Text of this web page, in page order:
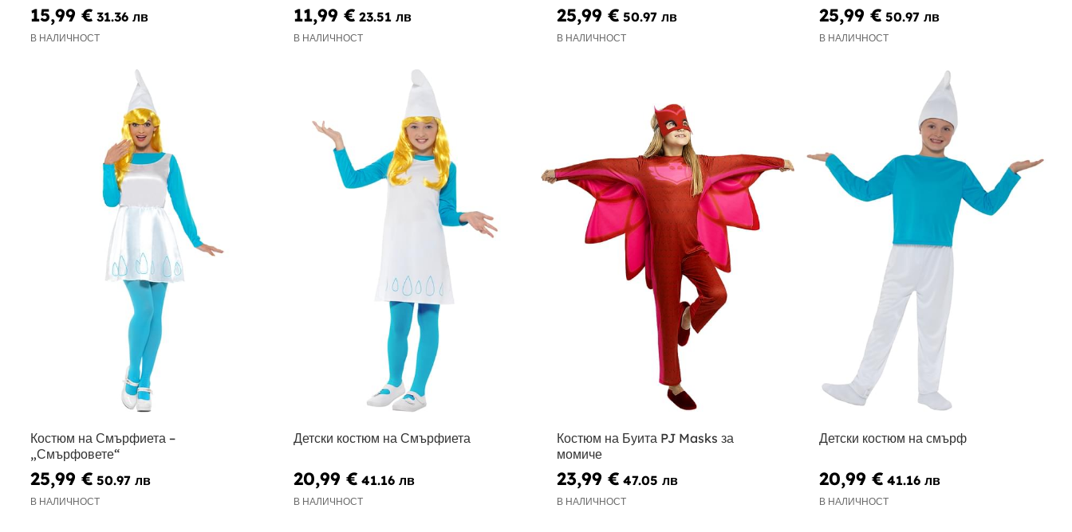
15,99 € 31.36 лв
В НАЛИЧНОСТ
11,99 € 23.51 лв
В НАЛИЧНОСТ
25,99 € 50.97 лв
В НАЛИЧНОСТ
25,99 € 50.97 лв
В НАЛИЧНОСТ
Костюм на Смърфиета –
„Смърфовете“
25,99 € 50.97 лв
В НАЛИЧНОСТ
Детски костюм на Смърфиета
20,99 € 41.16 лв
В НАЛИЧНОСТ
Костюм на Буита PJ Masks за
момиче
23,99 € 47.05 лв
В НАЛИЧНОСТ
Детски костюм на смърф
20,99 € 41.16 лв
В НАЛИЧНОСТ